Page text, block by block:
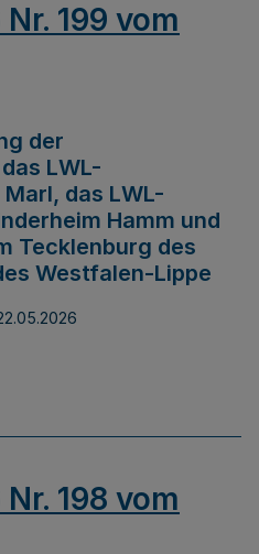
199 vom
der
LWL-
das LWL-
Hamm und
Tecklenburg des
Westfalen-Lippe
198 vom